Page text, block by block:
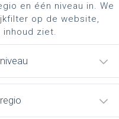
met haar brede
en één niveau in. We
op de website,
ziet.